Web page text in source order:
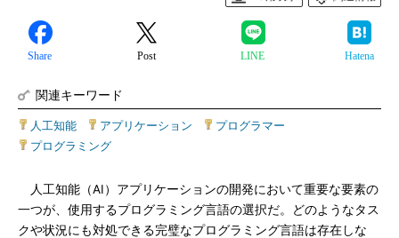
Share Post LINE Hatena
関連キーワード
人工知能 アプリケーション プログラマー
プログラミング
人工知能（AI）アプリケーションの開発において重要な要素の
一つが、使用するプログラミング言語の選択だ。どのようなタス
クや状況にも対処できる完璧なプログラミング言語は存在しな